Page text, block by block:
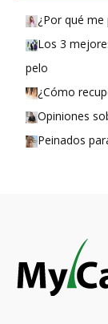
¿Por qué me
Los 3
pelo
¿Cómo
Opiniones
Peinados